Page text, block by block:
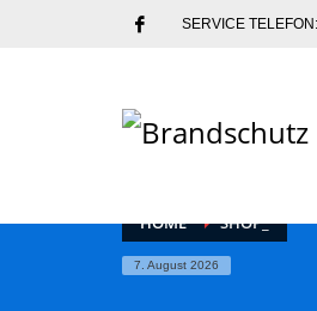
SERVICE TELEFON:
HOME SHOP_
7. August 2026